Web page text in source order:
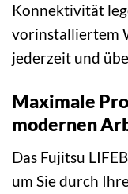
Konnektivität
vorinstalliertem
jederzeit und
Maximale
modernen
Das Fujitsu
um Sie durch